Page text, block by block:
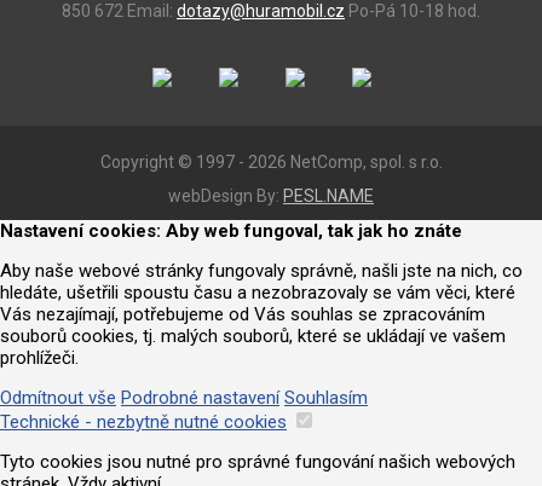
850 672 Email: dotazy@huramobil.cz Po-Pá 10-18 hod.
Copyright © 1997 - 2026 NetComp, spol. s r.o.
webDesign By: PESL.NAME
Nastavení cookies: Aby web fungoval, tak jak ho znáte
Aby naše webové stránky fungovaly správně, našli jste na nich, co
hledáte, ušetřili spoustu času a nezobrazovaly se vám věci, které
Vás nezajímají, potřebujeme od Vás souhlas se zpracováním
souborů cookies, tj. malých souborů, které se ukládají ve vašem
prohlížeči.
Odmítnout vše Podrobné nastavení Souhlasím
Technické - nezbytně nutné cookies
Tyto cookies jsou nutné pro správné fungování našich webových